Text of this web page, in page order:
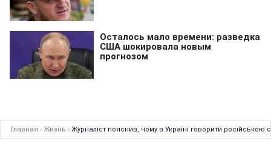
Главная › Жизнь › Журналіст пояснив, чому в Україні говорити російською